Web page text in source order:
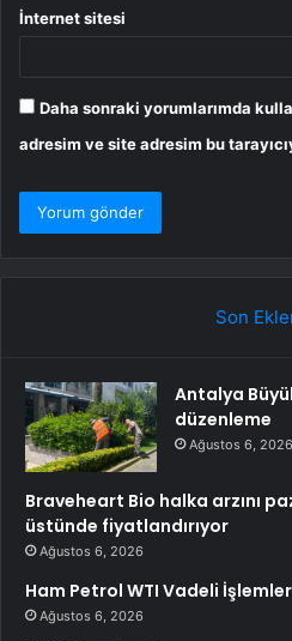
İnternet sitesi
Daha sonraki yorumlarımda
adresim ve site adresim bu
Son
Antalya
düzenleme
Ağustos 6, 2026
Braveheart Bio halka arzını
üstünde fiyatlandırıyor
Ağustos 6, 2026
Ham Petrol WTI Vadeli
Ağustos 6, 2026